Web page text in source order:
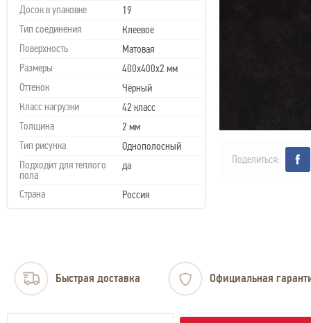
Досок в упаковке
19
Тип соединения
Клеевое
Поверхность
Матовая
Размеры
400х400х2 мм
Оттенок
Чёрный
Класс нагрузки
42 класс
Толщина
2 мм
Тип рисунка
Однополосный
Подходит для теплого
пола
да
Страна Россия
Поделиться:
Быстрая доставка Официальная